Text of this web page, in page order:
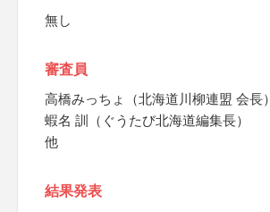
無し
審査員
高橋みっちょ（北海道川柳連盟 会長）
蝦名 訓（ぐうたび北海道編集長）
他
結果発表